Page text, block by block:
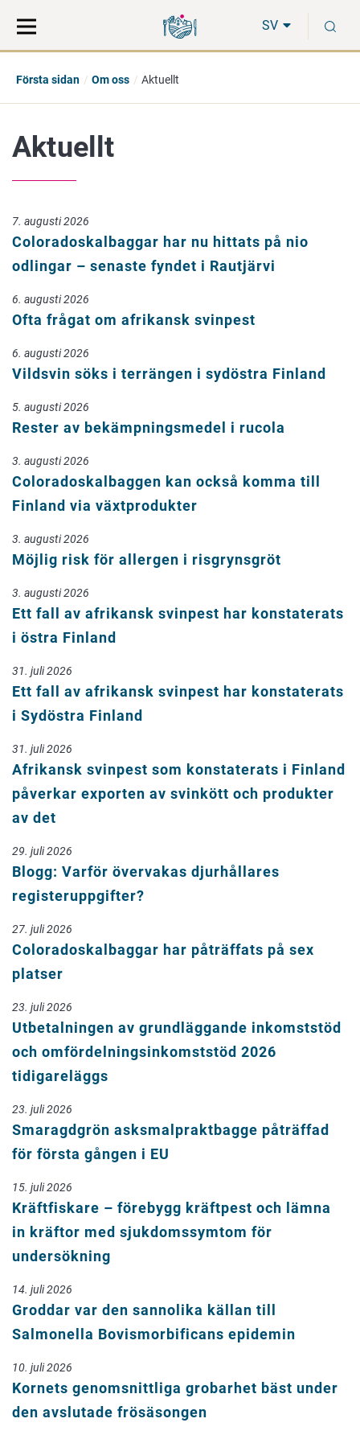
direkt
till
på
hela
SV
Första sidan Om oss Aktuellt
Aktuellt
7. augusti 2026
Coloradoskalbaggar har nu hittats på nio
odlingar – senaste fyndet i Rautjärvi
6. augusti 2026
Ofta frågat om afrikansk svinpest
6. augusti 2026
Vildsvin söks i terrängen i sydöstra Finland
5. augusti 2026
Rester av bekämpningsmedel i rucola
3. augusti 2026
Coloradoskalbaggen kan också komma till
Finland via växtprodukter
3. augusti 2026
Möjlig risk för allergen i risgrynsgröt
3. augusti 2026
Ett fall av afrikansk svinpest har konstaterats
i östra Finland
31. juli 2026
Ett fall av afrikansk svinpest har konstaterats
i Sydöstra Finland
31. juli 2026
Afrikansk svinpest som konstaterats i Finland
påverkar exporten av svinkött och produkter
av det
29. juli 2026
Blogg: Varför övervakas djurhållares
registeruppgifter?
27. juli 2026
Coloradoskalbaggar har påträffats på sex
platser
23. juli 2026
Utbetalningen av grundläggande inkomststöd
och omfördelningsinkomststöd 2026
tidigareläggs
23. juli 2026
Smaragdgrön asksmalpraktbagge påträffad
för första gången i EU
15. juli 2026
Kräftfiskare – förebygg kräftpest och lämna
in kräftor med sjukdomssymtom för
undersökning
14. juli 2026
Groddar var den sannolika källan till
Salmonella Bovismorbificans epidemin
10. juli 2026
Kornets genomsnittliga grobarhet bäst under
den avslutade frösäsongen